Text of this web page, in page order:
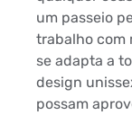
um passeio
trabalho com
se adapta a
design
possam